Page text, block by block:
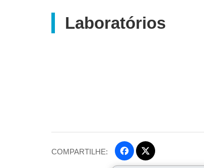
Laboratórios
COMPARTILHE:
Fa
ce